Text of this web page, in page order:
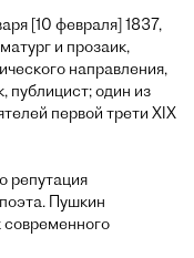
[10 февраля] 1837,
и прозаик,
направления,
публицист; один из
первой трети XIX
репутация
Пушкин
современного